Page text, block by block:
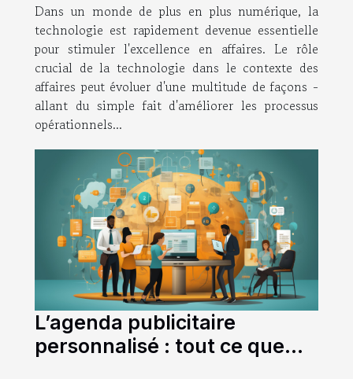
Dans un monde de plus en plus numérique, la
technologie est rapidement devenue essentielle
pour stimuler l'excellence en affaires. Le rôle
crucial de la technologie dans le contexte des
affaires peut évoluer d'une multitude de façons -
allant du simple fait d'améliorer les processus
opérationnels...
L’agenda publicitaire
personnalisé : tout ce que